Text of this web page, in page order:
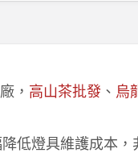
， 高山茶批發、 烏
低燈具維護成本，